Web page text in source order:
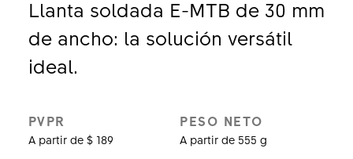
Llanta soldada E-MTB de 30 mm
de ancho: la solución versátil
ideal.
PVPR
A partir de $ 189
PESO NETO
A partir de 555 g